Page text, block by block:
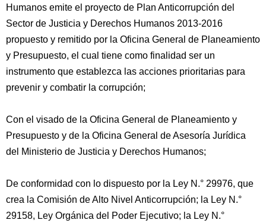
Humanos emite el proyecto de Plan Anticorrupción del
Sector de Justicia y Derechos Humanos 2013-2016
propuesto y remitido por la Oficina General de Planeamiento
y Presupuesto, el cual tiene como finalidad ser un
instrumento que establezca las acciones prioritarias para
prevenir y combatir la corrupción;
Con el visado de la Oficina General de Planeamiento y
Presupuesto y de la Oficina General de Asesoría Jurídica
del Ministerio de Justicia y Derechos Humanos;
De conformidad con lo dispuesto por la Ley N.° 29976, que
crea la Comisión de Alto Nivel Anticorrupción; la Ley N.°
29158, Ley Orgánica del Poder Ejecutivo; la Ley N.°